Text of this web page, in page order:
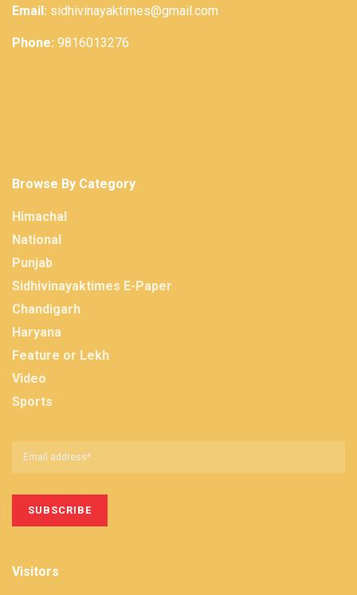
Email: sidhivinayaktimes@gmail.com
Phone: 9816013276
Browse By Category
Himachal
National
Punjab
Sidhivinayaktimes E-Paper
Chandigarh
Haryana
Feature or Lekh
Video
Sports
Visitors